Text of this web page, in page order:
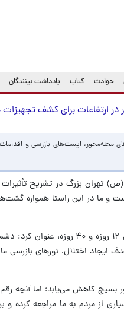
حوادث کتاب یادداشت بینندگان
در ارتفاعات برای کشف
محله‌محور، ایست‌های بازرسی و
(ص) تهران بزرگ در تشریح
و ما در این راستا همواره
سردار حسن‌زاده با اشاره به اوج‌گیری این فعالیت‌ها در جریان
ایجاد اختلال، تورهای بازرسی
کاهش می‌یابد؛ اما آنچه رقم
از مردم به ما مراجعه کرده و